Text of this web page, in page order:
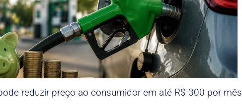
reduzir preço ao consumidor em até R$ 300 por mês